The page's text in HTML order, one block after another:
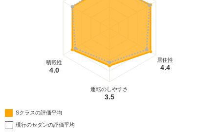
居住性
4.4
運転のしやすさ
3.5
積載性
4.0
Sクラスの評価平均
現行のセダンの評価平均